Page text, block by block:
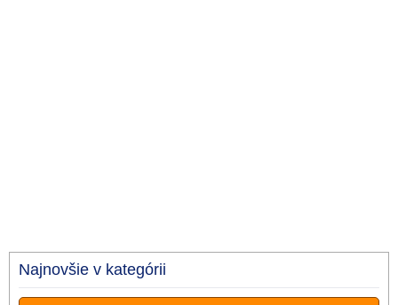
Najnovšie v kategórii